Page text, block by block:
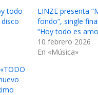
todo
LINZE presenta
fondo”, single
“Hoy todo es
10 febrero 2026
En «Música»